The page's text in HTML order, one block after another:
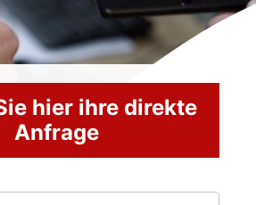
hier ihre direkte
Anfrage